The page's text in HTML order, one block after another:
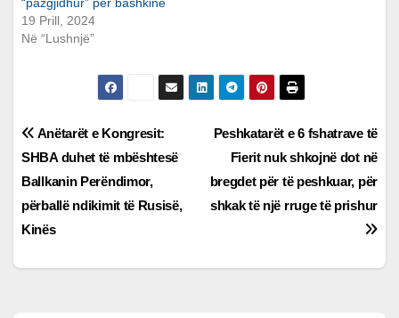
“pazgjidhur” për bashkinë
19 Prill, 2024
Në “Lushnjë”
Lëvizje
te
postimet
Peshkatarët e 6 fshatrave të
Fierit nuk shkojnë dot në
bregdet për të peshkuar, për
shkak të një rruge të prishur
Anëtarët e Kongresit:
SHBA duhet të mbështesë
Ballkanin Perëndimor,
përballë ndikimit të Rusisë,
Kinës